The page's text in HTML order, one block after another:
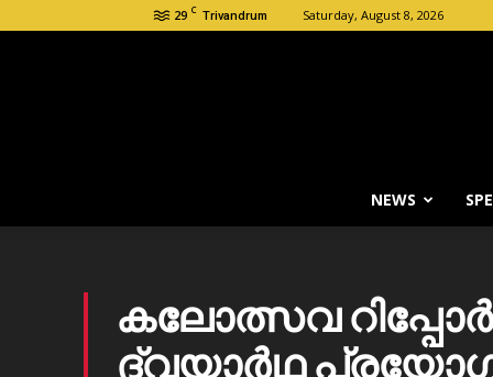
29 C Trivandrum Saturday, August 8, 2026
NEWS
കലോത്സവ
ദ്വയാര്‍ഥ പ്രയോഗം;